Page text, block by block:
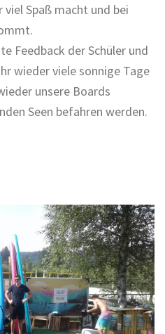
Spaß macht und bei
Feedback der Schüler und
wieder viele sonnige Tage
unsere Boards
Seen befahren werden.